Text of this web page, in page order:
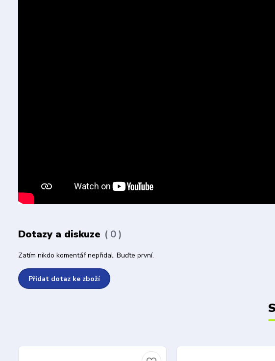
Dotazy a diskuze 0
Zatím nikdo komentář nepřidal. Buďte první.
Přidat dotaz ke zboží